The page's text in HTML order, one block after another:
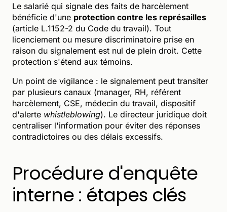
Le salarié qui signale des faits de harcèlement
bénéficie d'une protection contre les représailles
(article L.1152-2 du Code du travail). Tout
licenciement ou mesure discriminatoire prise en
raison du signalement est nul de plein droit. Cette
protection s'étend aux témoins.
Un point de vigilance : le signalement peut transiter
par plusieurs canaux (manager, RH, référent
harcèlement, CSE, médecin du travail, dispositif
d'alerte whistleblowing). Le directeur juridique doit
centraliser l'information pour éviter des réponses
contradictoires ou des délais excessifs.
Procédure d'enquête
interne : étapes clés